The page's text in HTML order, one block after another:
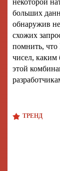
некоторой
больших
обнаружив
схожих
помнить,
чисел,
этой
ТРЕНД